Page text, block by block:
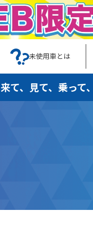
未使用車とは
来て、見て、乗って